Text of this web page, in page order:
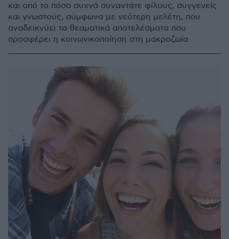
και από το πόσο συχνά συναντάτε φίλους, συγγενείς
και γνωστούς, σύμφωνα με νεότερη μελέτη, που
αναδεικνύει τα θεαματικά αποτελέσματα που
προσφέρει η κοινωνικοποίηση στη μακροζωία